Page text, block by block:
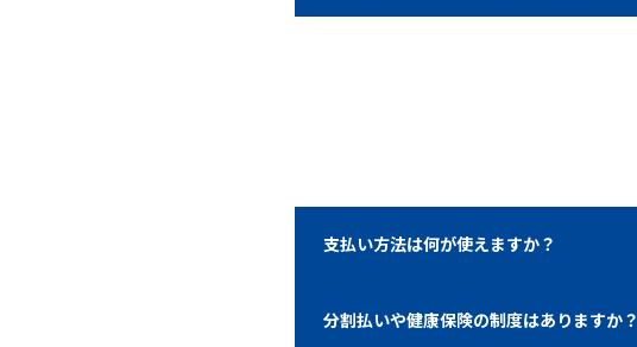
支払い方法は何が使えますか？
分割払いや健康保険の制度はありますか？